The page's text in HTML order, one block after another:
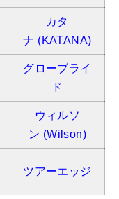
カタ
ナ (KATANA)
グローブライ
ド
ウィルソ
ン (Wilson)
ツアーエッジ